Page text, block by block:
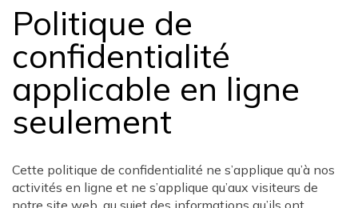
Politique de
confidentialité
applicable en ligne
seulement
Cette politique de confidentialité ne s’applique qu’à nos
activités en ligne et ne s’applique qu’aux visiteurs de
notre site web, au sujet des informations qu’ils ont